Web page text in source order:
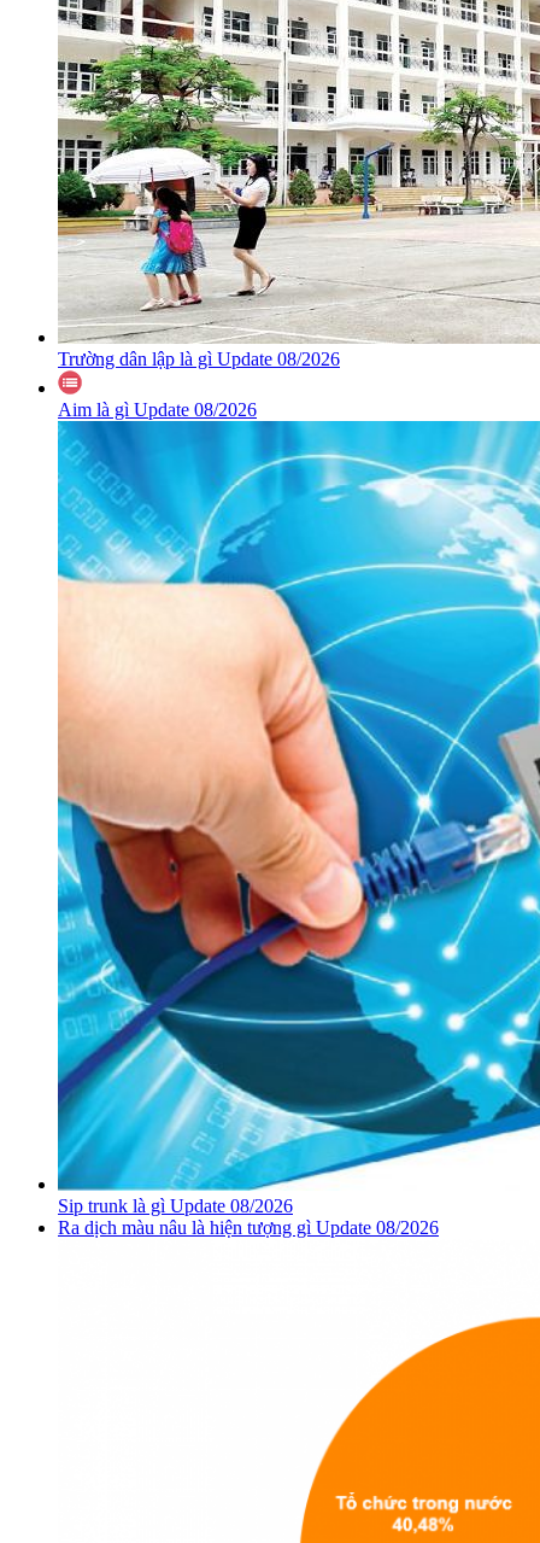
Trường dân lập là gì Update 08/2026
Aim là gì Update 08/2026
Sip trunk là gì Update 08/2026
Ra dịch màu nâu là hiện tượng gì Update 08/2026